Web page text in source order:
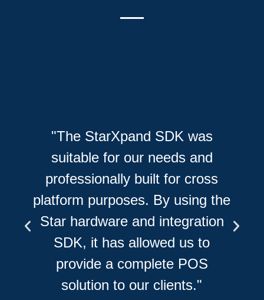
we have managed to provide
SKY POS customers with
STAR fiscal printers. Customer
satisfaction is present and
justified, and that is the
essence of the whole story and
cooperation – to help
entrepreneurs and facilitate this